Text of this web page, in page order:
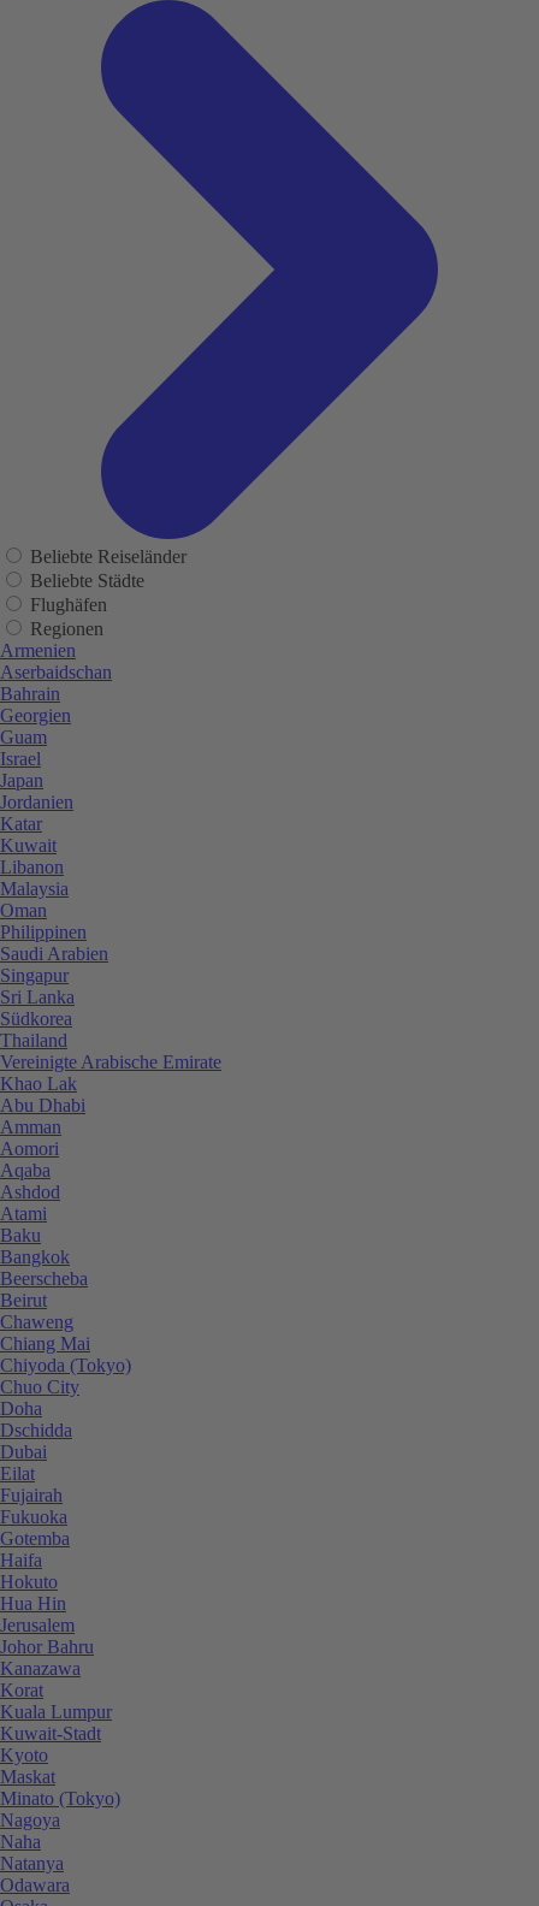
Beliebte Reiseländer
Beliebte Städte
Flughäfen
Regionen
Armenien
Aserbaidschan
Bahrain
Georgien
Guam
Israel
Japan
Jordanien
Katar
Kuwait
Libanon
Malaysia
Oman
Philippinen
Saudi Arabien
Singapur
Sri Lanka
Südkorea
Thailand
Vereinigte Arabische Emirate
Khao Lak
Abu Dhabi
Amman
Aomori
Aqaba
Ashdod
Atami
Baku
Bangkok
Beerscheba
Beirut
Chaweng
Chiang Mai
Chiyoda (Tokyo)
Chuo City
Doha
Dschidda
Dubai
Eilat
Fujairah
Fukuoka
Gotemba
Haifa
Hokuto
Hua Hin
Jerusalem
Johor Bahru
Kanazawa
Korat
Kuala Lumpur
Kuwait-Stadt
Kyoto
Maskat
Minato (Tokyo)
Nagoya
Naha
Natanya
Odawara